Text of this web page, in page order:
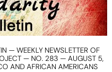
— WEEKLY NEWSLETTER OF
— NO. 283 — AUGUST 5,
AND AFRICAN AMERICANS